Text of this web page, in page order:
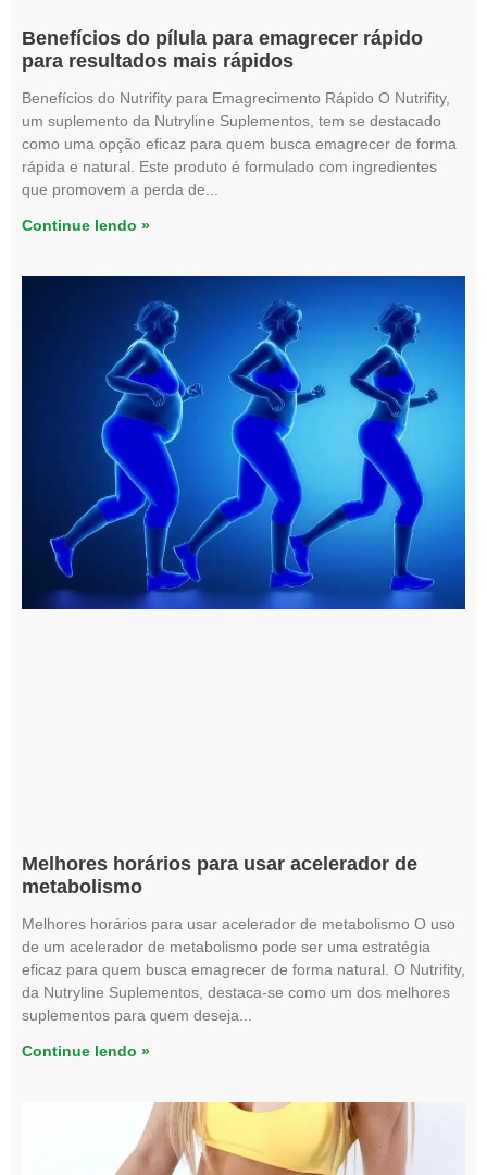
Benefícios do pílula para emagrecer rápido
para resultados mais rápidos
Benefícios do Nutrifity para Emagrecimento Rápido O Nutrifity,
um suplemento da Nutryline Suplementos, tem se destacado
como uma opção eficaz para quem busca emagrecer de forma
rápida e natural. Este produto é formulado com ingredientes
que promovem a perda de
Continue lendo »
Melhores horários para usar acelerador de
metabolismo
Melhores horários para usar acelerador de metabolismo O uso
de um acelerador de metabolismo pode ser uma estratégia
eficaz para quem busca emagrecer de forma natural. O Nutrifity,
da Nutryline Suplementos, destaca-se como um dos melhores
suplementos para quem deseja
Continue lendo »